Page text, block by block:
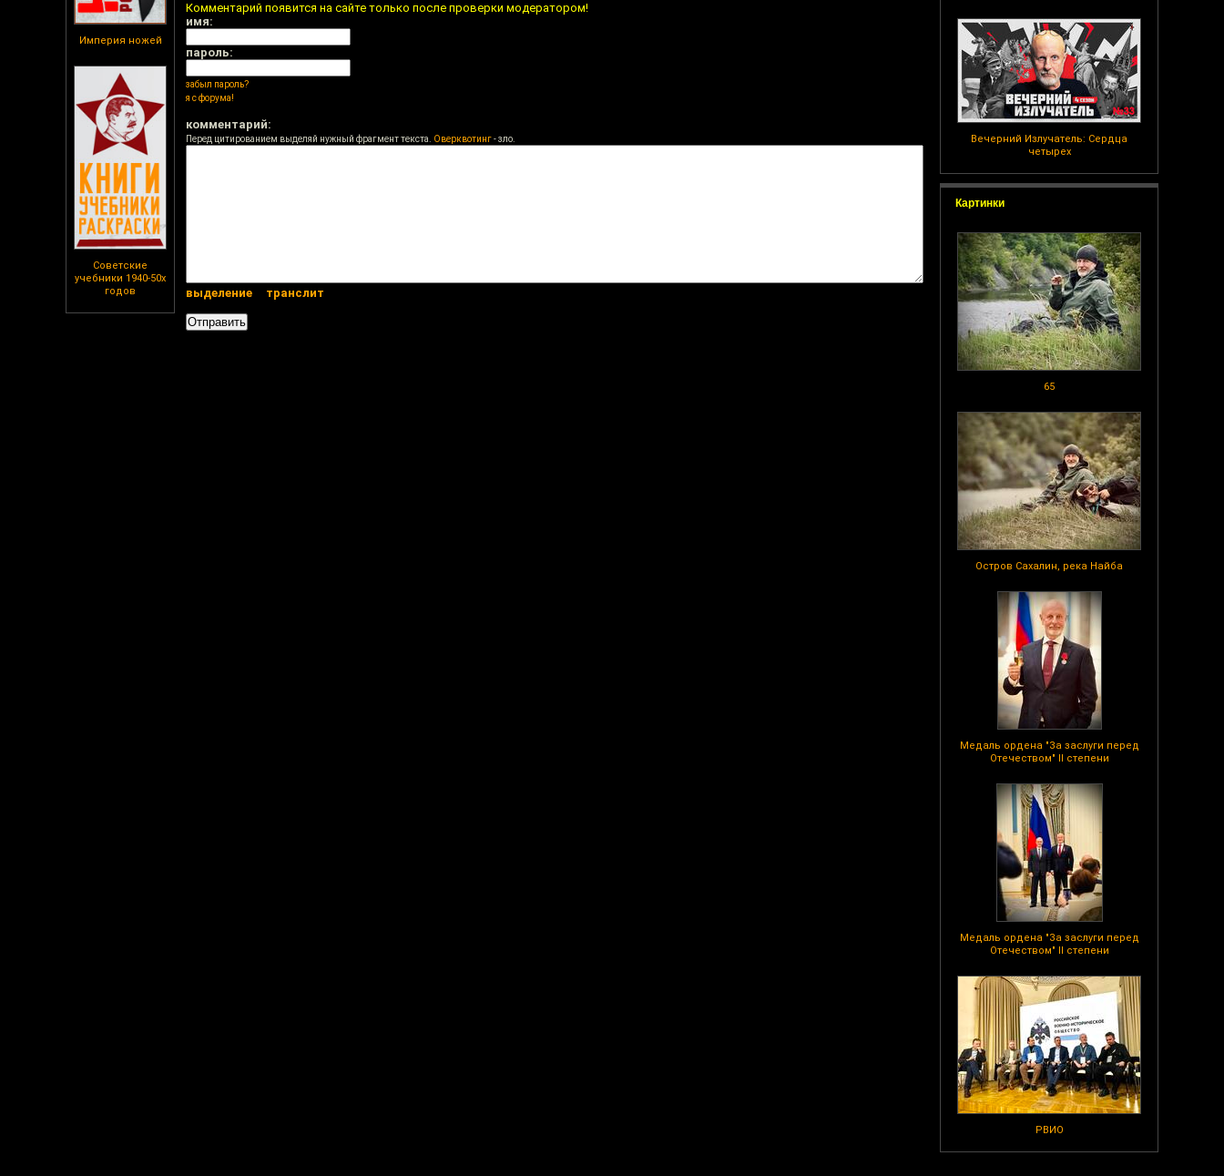
Империя ножей
Советские
учебники 1940-50х
годов
Вечерний Излучатель: Сердца
четырех
Картинки
65
Остров Сахалин, река Найба
Медаль ордена "За заслуги перед
Отечеством" II степени
Медаль ордена "За заслуги перед
Отечеством" II степени
РВИО
Комментарий появится на сайте только после проверки модератором!
имя:
пароль:
забыл пароль?
я с форума!
комментарий:
Перед цитированием выделяй нужный фрагмент текста. Оверквотинг- зло.
выделение транслит